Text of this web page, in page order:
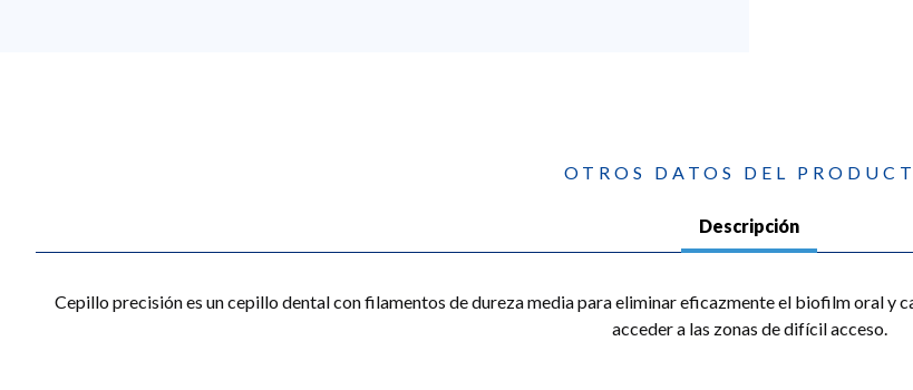
OTROS DATOS DEL
Descripción
Cepillo precisión es un cepillo dental con filamentos de dureza media para eliminar eficazmente el biofilm oral y
acceder a las zonas de difícil acceso.